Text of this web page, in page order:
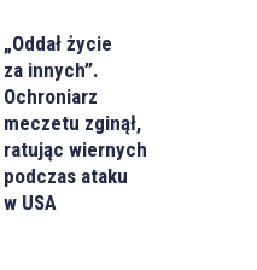
„Oddał życie
za innych”.
Ochroniarz
meczetu zginął,
ratując wiernych
podczas ataku
w USA